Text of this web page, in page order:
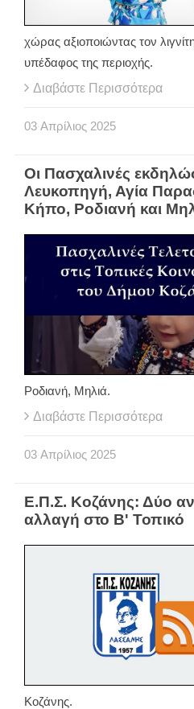
χώρας αξιοποιώντας τον
υπέδαφος της περιοχής.
Διαβάστε Περισσότερα
03 Απρίλιος 2025
Οι Πασχαλινές
Λευκοπηγή, Αγία
Κήπο, Ροδιανή και
Ροδιανή, Μηλιά.
Διαβάστε Περισσότερα
03 Απρίλιος 2025
Ε.Π.Σ. Κοζάνης: Δύο
αλλαγή στο Β' Τοπικό
Κοζάνης.